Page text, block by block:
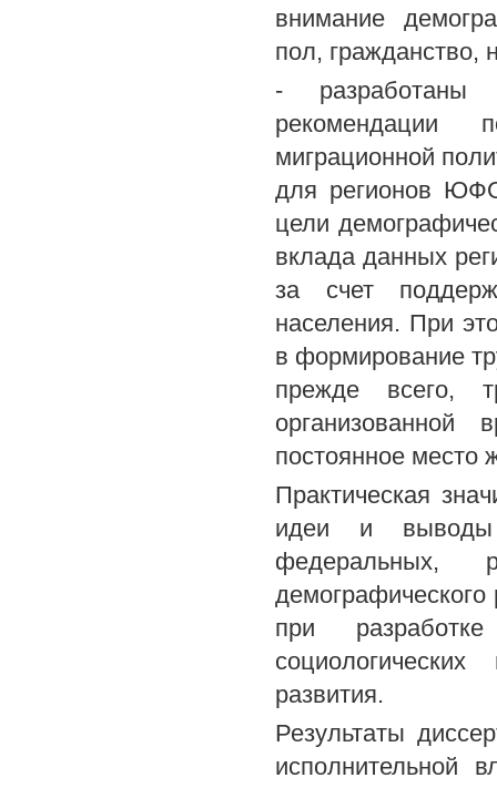
внимание
пол, гражданство,
- разработаны
рекомендации
миграционной
для регионов
цели
вклада данных
за счет
населения. При
в формирование
прежде всего,
постоянное место
Практическая
идеи и выводы
федеральных,
при
развития.
Результаты
исполнительной